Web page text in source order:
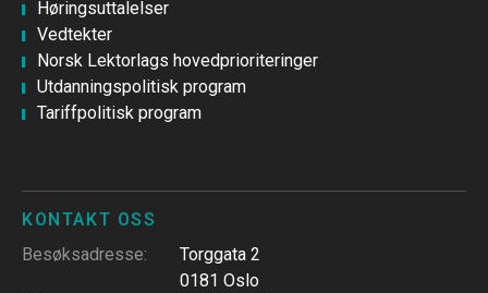
Høringsuttalelser
Vedtekter
Norsk Lektorlags hovedprioriteringer
Utdanningspolitisk program
Tariffpolitisk program
KONTAKT OSS
Besøksadresse:
Torggata 2
0181 Oslo